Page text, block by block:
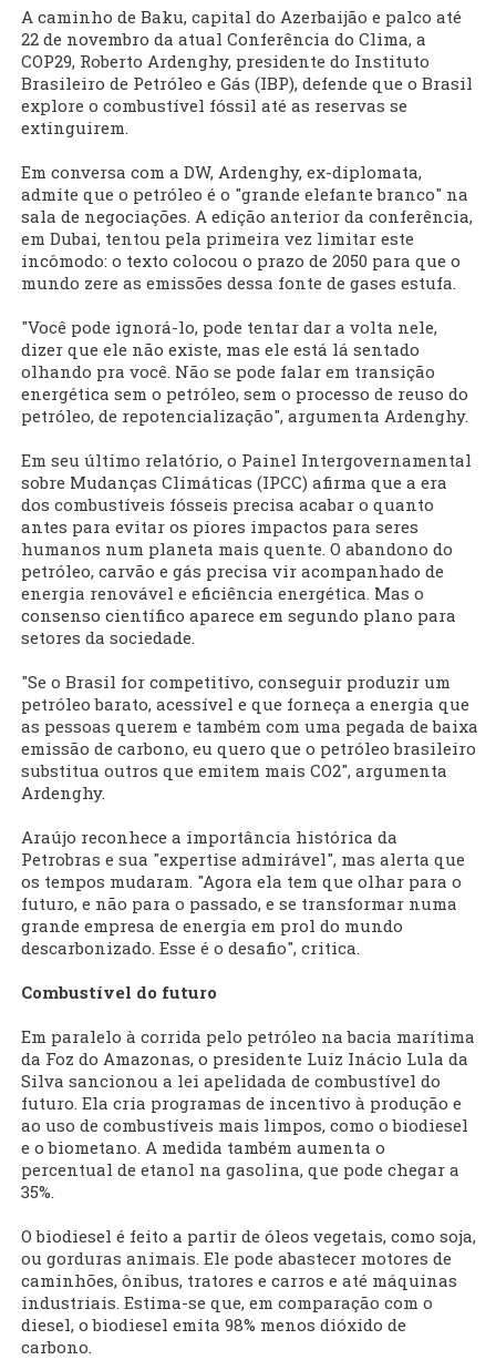
A caminho de Baku, capital do Azerbaijão e palco até
22 de novembro da atual Conferência do Clima, a
COP29, Roberto Ardenghy, presidente do Instituto
Brasileiro de Petróleo e Gás (IBP), defende que o Brasil
explore o combustível fóssil até as reservas se
extinguirem.
Em conversa com a DW, Ardenghy, ex-diplomata,
admite que o petróleo é o "grande elefante branco" na
sala de negociações. A edição anterior da conferência,
em Dubai, tentou pela primeira vez limitar este
incômodo: o texto colocou o prazo de 2050 para que o
mundo zere as emissões dessa fonte de gases estufa.
"Você pode ignorá-lo, pode tentar dar a volta nele,
dizer que ele não existe, mas ele está lá sentado
olhando pra você. Não se pode falar em transição
energética sem o petróleo, sem o processo de reuso do
petróleo, de repotencialização", argumenta Ardenghy.
Em seu último relatório, o Painel Intergovernamental
sobre Mudanças Climáticas (IPCC) afirma que a era
dos combustíveis fósseis precisa acabar o quanto
antes para evitar os piores impactos para seres
humanos num planeta mais quente. O abandono do
petróleo, carvão e gás precisa vir acompanhado de
energia renovável e eficiência energética. Mas o
consenso científico aparece em segundo plano para
setores da sociedade.
"Se o Brasil for competitivo, conseguir produzir um
petróleo barato, acessível e que forneça a energia que
as pessoas querem e também com uma pegada de baixa
emissão de carbono, eu quero que o petróleo brasileiro
substitua outros que emitem mais CO2", argumenta
Ardenghy.
Araújo reconhece a importância histórica da
Petrobras e sua "expertise admirável", mas alerta que
os tempos mudaram. "Agora ela tem que olhar para o
futuro, e não para o passado, e se transformar numa
grande empresa de energia em prol do mundo
descarbonizado. Esse é o desafio", critica.
Combustível do futuro
Em paralelo à corrida pelo petróleo na bacia marítima
da Foz do Amazonas, o presidente Luiz Inácio Lula da
Silva sancionou a lei apelidada de combustível do
futuro. Ela cria programas de incentivo à produção e
ao uso de combustíveis mais limpos, como o biodiesel
e o biometano. A medida também aumenta o
percentual de etanol na gasolina, que pode chegar a
35%.
O biodiesel é feito a partir de óleos vegetais, como soja,
ou gorduras animais. Ele pode abastecer motores de
caminhões, ônibus, tratores e carros e até máquinas
industriais. Estima-se que, em comparação com o
diesel, o biodiesel emita 98% menos dióxido de
carbono.